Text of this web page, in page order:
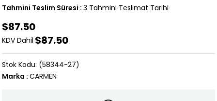
Tahmini Teslim Süresi : 3 Tahmini Teslimat Tarihi
$87.50
KDV Dahil $87.50
(58344-27)
Marka : CARMEN